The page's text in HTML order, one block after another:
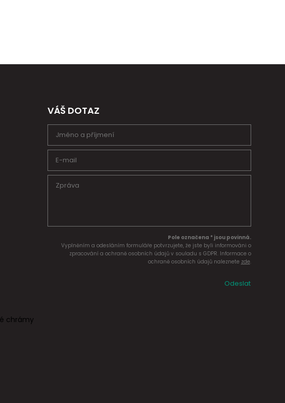
VÁŠ DOTAZ
Pole označena * jsou povinná.
Vyplněním a odesláním formuláře potvrzujete, že jste byli informováni o
zpracování a ochraně osobních údajů v souladu s GDPR. Informace o
ochraně osobních údajů naleznete zde.
Odeslat